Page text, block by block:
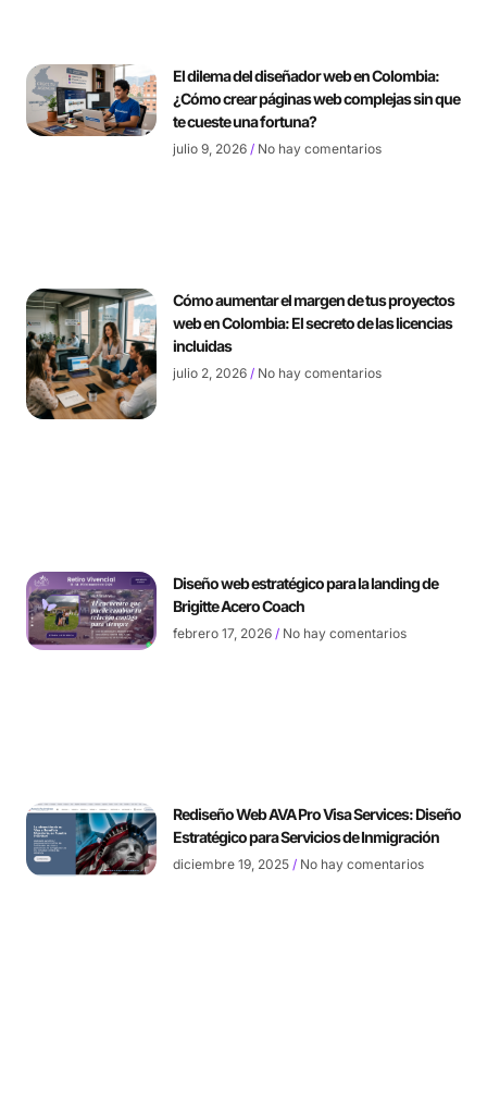
El dilema del diseñador web en Colombia:
¿Cómo crear páginas web complejas sin que
te cueste una fortuna?
julio 9, 2026 No hay comentarios
Cómo aumentar el margen de tus proyectos
web en Colombia: El secreto de las licencias
incluidas
julio 2, 2026 No hay comentarios
Diseño web estratégico para la landing de
Brigitte Acero Coach
febrero 17, 2026 No hay comentarios
Rediseño Web AVA Pro Visa Services: Diseño
Estratégico para Servicios de Inmigración
diciembre 19, 2025 No hay comentarios